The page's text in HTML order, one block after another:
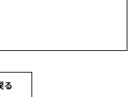
る